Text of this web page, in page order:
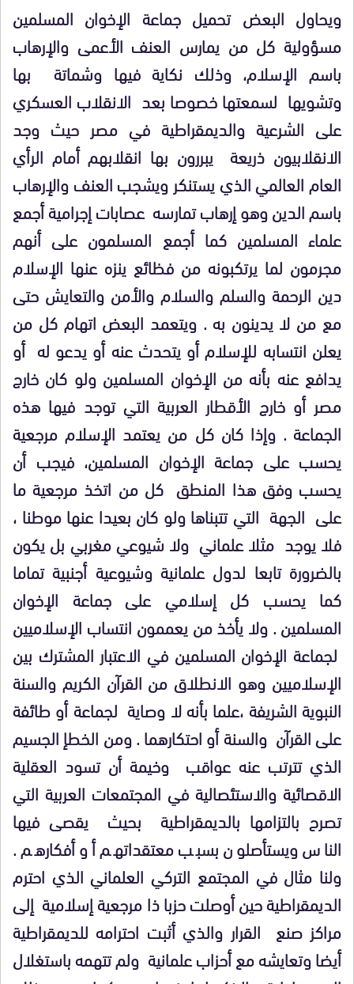
ويحاول البعض تحميل جماعة الإخوان المسلمين
مسؤولية كل من يمارس العنف الأعمى والإرهاب
باسم الإسلام، وذلك نكاية فيها وشماتة بها
وتشويها لسمعتها خصوصا بعد الانقلاب العسكري
على الشرعية والديمقراطية في مصر حيث وجد
الانقلابيون ذريعة يبررون بها انقلابهم أمام الرأي
العام العالمي الذي يستنكر ويشجب العنف والإرهاب
باسم الدين وهو إرهاب تمارسه عصابات إجرامية أجمع
علماء المسلمين كما أجمع المسلمون على أنهم
مجرمون لما يرتكبونه من فظائع ينزه عنها الإسلام
دين الرحمة والسلم والسلام والأمن والتعايش حتى
مع من لا يدينون به . ويتعمد البعض اتهام كل من
يعلن انتسابه للإسلام أو يتحدث عنه أو يدعو له أو
يدافع عنه بأنه من الإخوان المسلمين ولو كان خارج
مصر أو خارج الأقطار العربية التي توجد فيها هذه
الجماعة . وإذا كان كل من يعتمد الإسلام مرجعية
يحسب على جماعة الإخوان المسلمين، فيجب أن
يحسب وفق هذا المنطق كل من اتخذ مرجعية ما
على الجهة التي تتبناها ولو كان بعيدا عنها موطنا ،
فلا يوجد مثلا علماني ولا شيوعي مغربي بل يكون
بالضرورة تابعا لدول علمانية وشيوعية أجنبية تماما
كما يحسب كل إسلامي على جماعة الإخوان
المسلمين . ولا يأخذ من يعممون انتساب الإسلاميين
لجماعة الإخوان المسلمين في الاعتبار المشترك بين
الإسلاميين وهو الانطلاق من القرآن الكريم والسنة
النبوية الشريفة ،علما بأنه لا وصاية لجماعة أو طائفة
على القرآن والسنة أو احتكارهما . ومن الخطإ الجسيم
الذي تترتب عنه عواقب وخيمة أن تسود العقلية
الاقصائية والاستئصالية في المجتمعات العربية التي
تصرح بالتزامها بالديمقراطية بحيث يقصى فيها
الناس ويستأصلون بسبب معتقداتهم أو أفكارهم .
ولنا مثال في المجتمع التركي العلماني الذي احترم
الديمقراطية حين أوصلت حزبا ذا مرجعية إسلامية إلى
مراكز صنع القرار والذي أثبت احترامه للديمقراطية
أيضا وتعايشه مع أحزاب علمانية ولم تتهمه باستغلال